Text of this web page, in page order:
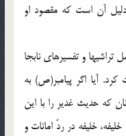
آن است كه مقصود او
تراشيها و تفسيرهاى نابجا
آيا اگر پيامبر(ص) به
كه حديث غدير را با اين
خليفه در ردّ امانات و